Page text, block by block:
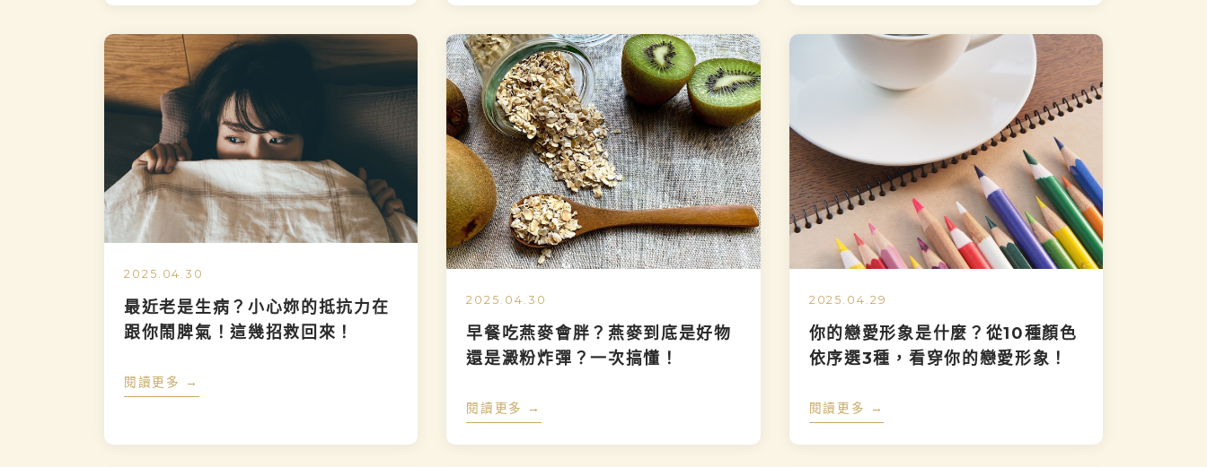
2025.04.30
最近老是生病？小心妳的抵抗力在
跟你鬧脾氣！這幾招救回來！
閱讀更多 →
2025.04.30
早餐吃燕麥會胖？燕麥到底是好物
還是澱粉炸彈？一次搞懂！
閱讀更多 →
2025.04.29
你的戀愛形象是什麼？從10種顏色
依序選3種，看穿你的戀愛形象！
閱讀更多 →